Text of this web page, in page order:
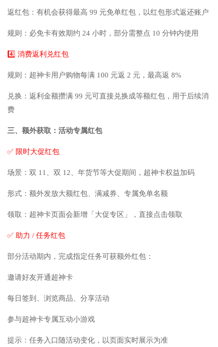
返红包：有机会获得最高 99 元免单红包，以红包形式返还账户
规则：必免卡有效期约 24 小时，部分需整点 10 分钟内使用
4️⃣ 消费返利兑红包
规则：超神卡用户购物每满 100 元返 2 元，最高返 8%
兑换：返利金额攒满 99 元可直接兑换成等额红包，用于后续消
费
三、额外获取：活动专属红包
✅ 限时大促红包
场景：双 11、双 12、年货节等大促期间，超神卡权益加码
形式：额外发放大额红包、满减券、专属免单名额
领取：超神卡页面会新增「大促专区」，直接点击领取
✅ 助力 / 任务红包
部分活动期内，完成指定任务可获额外红包：
邀请好友开通超神卡
每日签到、浏览商品、分享活动
参与超神卡专属互动小游戏
提示：任务入口随活动变化，以页面实时展示为准